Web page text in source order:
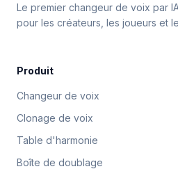
Le premier changeur de voix par
pour les créateurs, les joueurs et
Produit
Changeur de voix
Clonage de voix
Table d'harmonie
Boîte de doublage